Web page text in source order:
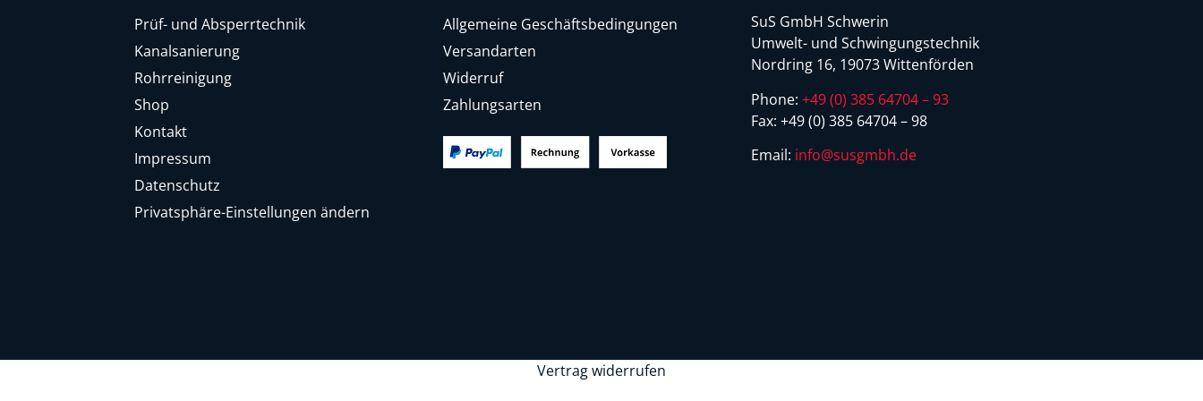
Prüf- und Absperrtechnik
Kanalsanierung
Rohrreinigung
Shop
Kontakt
Impressum
Datenschutz
Privatsphäre-Einstellungen ändern
Allgemeine Geschäftsbedingungen
Versandarten
Widerruf
Zahlungsarten
SuS GmbH Schwerin
Umwelt- und Schwingungstechnik
Nordring 16, 19073 Wittenförden
Phone:+49 (0) 385 64704 – 93
Fax:+49 (0) 385 64704 – 98
Email: info@susgmbh.de
Vertrag widerrufen